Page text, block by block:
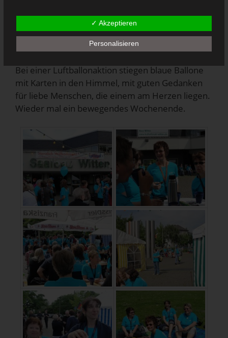
Dort sangen wir zur Freude der Bewohner unser
frisch geprobten Gospel wie ,,Mighty wind“ und
Bei einer Luftballonaktion stiegen blaue Ballone
mit Karten in den Himmel, mit guten Gedanken
für liebe Menschen, die einem am Herzen liegen.
Wieder mal ein bewegendes Wochenende.
✓ Akzeptieren
Personalisieren